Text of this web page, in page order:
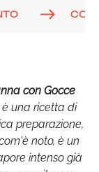
con Gocce
è una ricetta di
preparazione,
noto, è un
intenso già